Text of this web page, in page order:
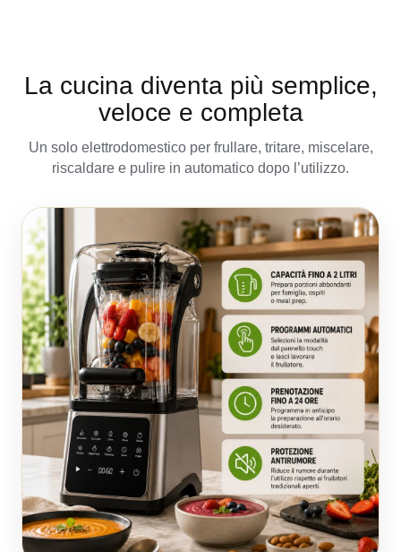
La cucina diventa più semplice,
veloce e completa
Un solo elettrodomestico per frullare, tritare, miscelare,
riscaldare e pulire in automatico dopo l’utilizzo.